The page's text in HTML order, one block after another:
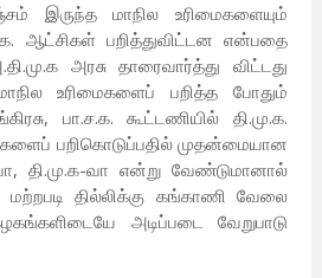
இருந்த மாநில உரிமைகளையும்
ஆட்சிகள் பறித்துவிட்டன என்பதை
அரசு தாரைவார்த்து விட்டது
உரிமைகளைப் பறித்த போதும்
பா.ச.க. கூட்டணியில் தி.மு.க.
பறிகொடுப்பதில் முதன்மையான
தி.மு.க-வா என்று வேண்டுமானால்
தில்லிக்கு கங்காணி வேலை
அடிப்படை வேறுபாடு